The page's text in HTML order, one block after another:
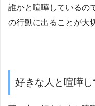
誰かと喧嘩しているの
の行動に出ることが大
好きな人と喧嘩